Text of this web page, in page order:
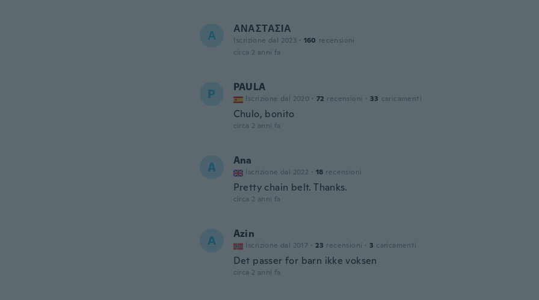
Α ΑΝΑΣΤΑΣΙΑ
Iscrizione dal 2023 · 160 recensioni
circa 2 anni fa
P PAULA
Iscrizione dal 2020 · 72 recensioni · 33 caricamenti
Chulo, bonito
circa 2 anni fa
A Ana
Iscrizione dal 2022 · 18 recensioni
Pretty chain belt. Thanks.
circa 2 anni fa
A Azin
Iscrizione dal 2017 · 23 recensioni · 3 caricamenti
Det passer for barn ikke voksen
circa 2 anni fa